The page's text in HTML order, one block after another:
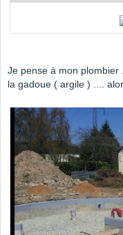
Je pense à mon
la gadoue ( argile ) ....